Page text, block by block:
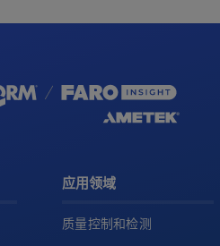
应用领域
质量控制和检测